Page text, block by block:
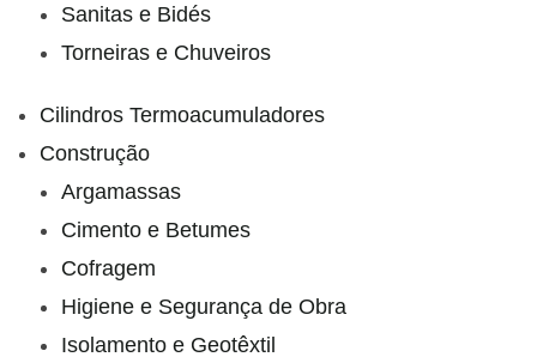
Sanitas e Bidés
Torneiras e Chuveiros
Cilindros Termoacumuladores
Construção
Argamassas
Cimento e Betumes
Cofragem
Higiene e Segurança de Obra
Isolamento e Geotêxtil